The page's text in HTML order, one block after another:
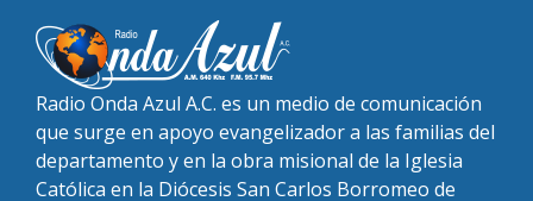
Radio Onda Azul A.C. es un medio de comunicación
que surge en apoyo evangelizador a las familias del
departamento y en la obra misional de la Iglesia
Católica en la Diócesis San Carlos Borromeo de